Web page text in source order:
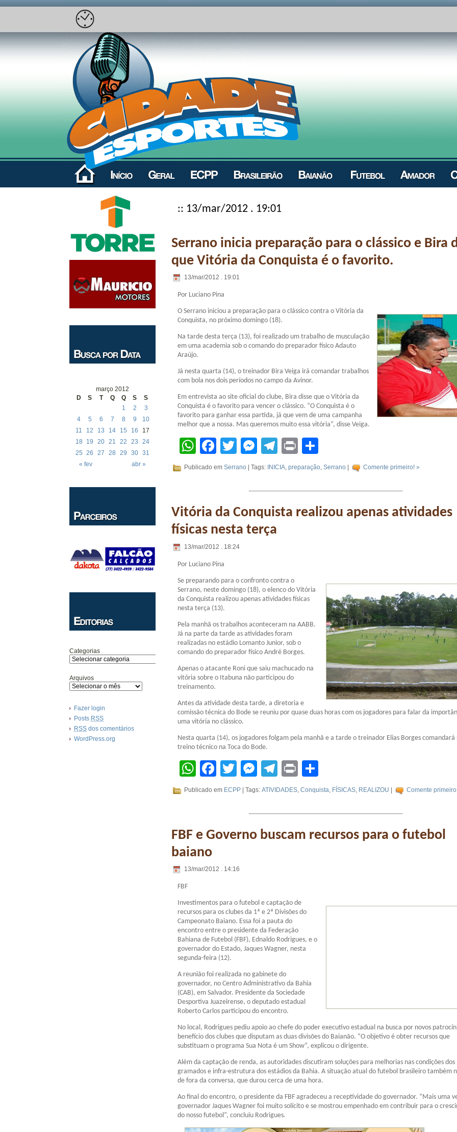
março 2012
D
S T Q Q S S
« fev abr »
1 2
3
4
5 6 7 8 9
10
11
12 13 14 15 16
17
18
19 20 21 22 23
24
25 26 27 28 29 30 31
Categorias
Arquivos
Fazer login
Posts RSS
RSS dos comentários
WordPress.org
:: 13/mar/2012 . 19:01
Serrano inicia preparação para o clássico e Bira
que Vitória da Conquista é o favorito.
13/mar/2012 . 19:01
Por Luciano Pina
O Serrano iniciou a preparação para o clássico contra o Vitória da
Conquista, no próximo domingo (18).
Na tarde desta terça (13), foi realizado um trabalho de musculação
em uma academia sob o comando do preparador físico Adauto
Araújo.
Já nesta quarta (14), o treinador Bira Veiga irá comandar trabalhos
com bola nos dois períodos no campo da Avinor.
Em entrevista ao site oficial do clube, Bira disse que o Vitória da
Conquista é o favorito para vencer o clássico. “O Conquista é o
favorito para ganhar essa partida, já que vem de uma campanha
melhor que a nossa. Mas queremos muito essa vitória”, disse Veiga.
WhatsApp
Facebook
TwitterMessenger
Telegram
Print
Publicado em Serrano | Tags: INICIA, preparação, Serrano Comente primeiro! »
Vitória da Conquista realizou apenas atividades
físicas nesta terça
13/mar/2012 . 18:24
Por Luciano Pina
Se preparando para o confronto contra o
Serrano, neste domingo (18), o elenco do Vitória
da Conquista realizou apenas atividades físicas
nesta terça (13).
Pela manhã os trabalhos aconteceram na AABB.
Já na parte da tarde as atividades foram
realizadas no estádio Lomanto Junior, sob o
comando do preparador físico André Borges.
Apenas o atacante Roni que saiu machucado na
vitória sobre o Itabuna não participou do
treinamento.
Antes da atividade desta tarde, a diretoria e
comissão técnica do Bode se reuniu por quase duas horas com os jogadores para falar da
uma vitória no clássico.
Nesta quarta (14), os jogadores folgam pela manhã e a tarde o treinador Elias Borges comandará
treino técnico na Toca do Bode.
WhatsApp
Facebook
TwitterMessenger
Telegram
Print
Publicado em ECPP | Tags: ATIVIDADES, Conquista, FÍSICAS, REALIZOU | Comente
FBF e Governo buscam recursos para o futebol
baiano
13/mar/2012 . 14:16
FBF
Investimentos para o futebol e captação de
recursos para os clubes da 1ª e 2ª Divisões do
Campeonato Baiano. Essa foi a pauta do
encontro entre o presidente da Federação
Bahiana de Futebol (FBF), Ednaldo Rodrigues, e o
governador do Estado, Jaques Wagner, nesta
segunda-feira (12).
A reunião foi realizada no gabinete do
governador, no Centro Administrativo da Bahia
(CAB), em Salvador. Presidente da Sociedade
Desportiva Juazeirense, o deputado estadual
Roberto Carlos participou do encontro.
No local, Rodrigues pediu apoio ao chefe do poder executivo estadual na busca por novos
benefício dos clubes que disputam as duas divisões do Baianão. “O objetivo é obter recursos que
substituam o programa Sua Nota é um Show”, explicou o dirigente.
Além da captação de renda, as autoridades discutiram soluções para melhorias nas condições dos
gramados e infra-estrutura dos estádios da Bahia. A situação atual do futebol brasileiro também
de fora da conversa, que durou cerca de uma hora.
Ao final do encontro, o presidente da FBF agradeceu a receptividade do governador. “Mais uma
governador Jaques Wagner foi muito solícito e se mostrou empenhado em contribuir para o
do nosso futebol”, concluiu Rodrigues.